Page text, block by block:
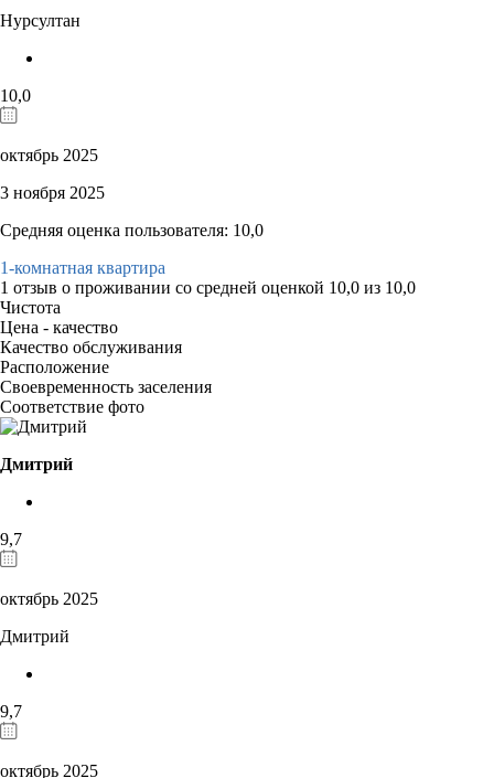
Нурсултан
10,0
октябрь 2025
3 ноября 2025
Средняя оценка пользователя: 10,0
1-комнатная квартира
1 отзыв о проживании со средней оценкой 10,0 из 10,0
Чистота
Цена - качество
Качество обслуживания
Расположение
Своевременность заселения
Соответствие фото
Дмитрий
9,7
октябрь 2025
Дмитрий
9,7
октябрь 2025